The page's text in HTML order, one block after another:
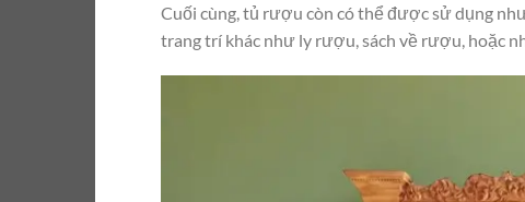
Cuối cùng, tủ rượu còn có thể được sử dụng
trang trí khác như ly rượu, sách về rượu, hoặc